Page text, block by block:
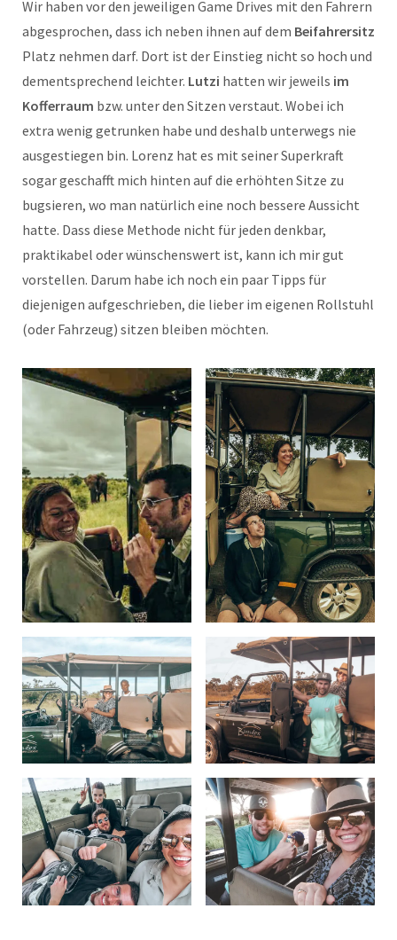
Wir haben vor den jeweiligen Game Drives mit den Fahrern
abgesprochen, dass ich neben ihnen auf dem Beifahrersitz
Platz nehmen darf. Dort ist der Einstieg nicht so hoch und
dementsprechend leichter. Lutzi hatten wir jeweils im
Kofferraum bzw. unter den Sitzen verstaut. Wobei ich
extra wenig getrunken habe und deshalb unterwegs nie
ausgestiegen bin. Lorenz hat es mit seiner Superkraft
sogar geschafft mich hinten auf die erhöhten Sitze zu
bugsieren, wo man natürlich eine noch bessere Aussicht
hatte. Dass diese Methode nicht für jeden denkbar,
praktikabel oder wünschenswert ist, kann ich mir gut
vorstellen. Darum habe ich noch ein paar Tipps für
diejenigen aufgeschrieben, die lieber im eigenen Rollstuhl
(oder Fahrzeug) sitzen bleiben möchten.